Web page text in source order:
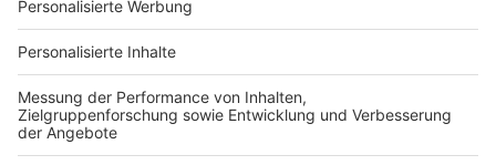
Für Unternehmen
Ihre Baufirma auf bauen.de
Kostenloses Infogespräch